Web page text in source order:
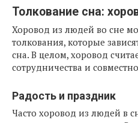
Толкование сна:
Хоровод из людей во сне
толкования, которые
сна. В целом, хоровод
сотрудничества и
Радость и праздник
Часто хоровод из людей в